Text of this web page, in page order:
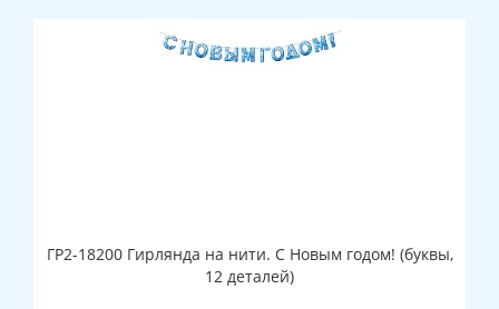
ГР2-18200 Гирлянда на нити. С Новым годом! (буквы,
12 деталей)